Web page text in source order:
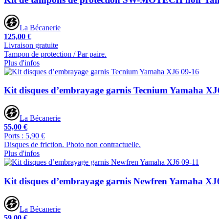
La Bécanerie
125,00 €
Livraison gratuite
Tampon de protection / Par paire.
Plus d'infos
Kit disques d’embrayage garnis Tecnium Yamaha
La Bécanerie
55,00 €
Ports : 5,90 €
Disques de friction. Photo non contractuelle.
Plus d'infos
Kit disques d’embrayage garnis Newfren Yamaha
La Bécanerie